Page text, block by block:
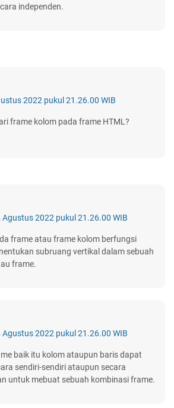
independen.
2022 pukul 21.26.00 WIB
frame kolom pada frame HTML?
Agustus 2022 pukul 21.26.00 WIB
frame atau frame kolom berfungsi
subruang vertikal dalam sebuah
frame.
Agustus 2022 pukul 21.26.00 WIB
baik itu kolom ataupun baris dapat
sendiri-sendiri ataupun secara
untuk mebuat sebuah kombinasi frame.